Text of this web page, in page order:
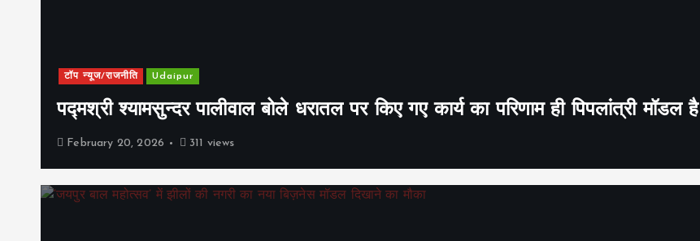
टॉप न्यूज/राजनीति Udaipur
पद्मश्री श्यामसुन्दर पालीवाल बोले धरातल पर किए गए कार्य का परिणाम ही पिपलांत्री मॉडल है
February 20, 2026 311 views